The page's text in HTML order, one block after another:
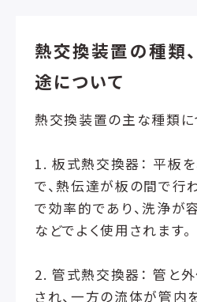
熱交換装置の種類
途について
熱交換装置の主な種類に
1. 板式熱交換器： 平板
で、熱伝達が板の間で行
で効率的であり、洗浄が
などでよく使用されます。
2. 管式熱交換器： 管と
され、一方の流体が管内